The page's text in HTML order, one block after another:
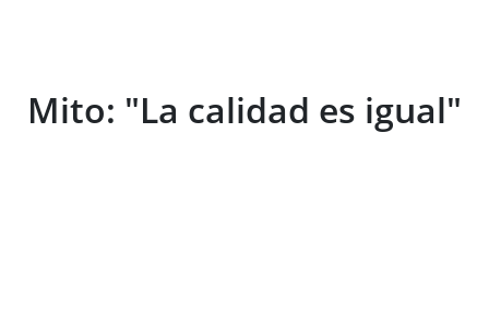
Mito: "La calidad es igual"